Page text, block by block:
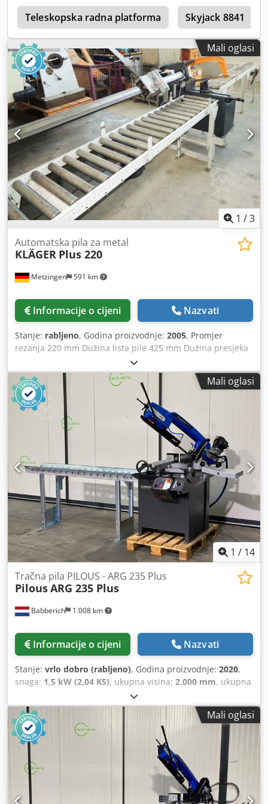
Teleskopska radna platforma Skyjack 8841
Mali oglasi
1 /3
Metzingen 591 km
Automatska pila za metal
KLÄGER Plus 220
Informacije o cijeni Nazvati
Stanje: rabljeno, Godina proizvodnje: 2005, Promjer
rezanja 220 mm Dužina lista pile 425 mm Dužina presjeka
max Ukupna potrebna snaga 0,95 kW Težina stroja cca 219
kg Potreban prostor cca KLAEGER automatska pila za metal
tip PLUS 220, proizvedena 2005. godine Površina rezanja
cca 300 mm s graničnikom duljine složenog materijala od
2500 mm i Valjkasti transporteri sprijeda i straga Dužina
lista pile 425 mm, hidr. posmak 16-32 m/min, Stega
podesiva na kut Cjdet Hxayjpfx Apvsrf Uređaj za rashladno
sredstvo, viši
Mali oglasi
1 / 14
Babberich 1.008 km
Tračna pila PILOUS - ARG 235 Plus
PilousARG 235 Plus
Informacije o cijeni Nazvati
Stanje: vrlo dobro (rabljeno), Godina proizvodnje: 2020,
snaga: 1,5 kW (2,04 KS), ukupna visina: 2.000 mm, ukupna
, ukupna širina:
PILOUS - ARG 235 Plus Tračna pila s nagibom ulijevo i
udesno Ø 235 MACH-ID 6222 Csdpfszc Imiex Apvorf
Proizvođač: PILOUS Tip: ARG 235 Plus Godina proizvodnje:
2020 Opcijski valjkasti transporter D-300 x 2000 mm = 550
EUR (6 valjaka / 60 mm promjer / 300 kg nosivost po metru)
Opcijski valjkasti transporter D-300 x 3000 mm = 650 EUR
(10 valjaka / 60 mm promjer / 300 kg nosivost po metru)
Kapacitet 90°: 235 mm Kapacitet rezanja ravno 90°: 280 x
Mali oglasi